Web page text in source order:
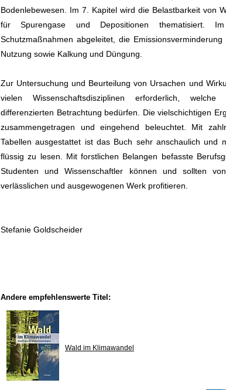
Bodenlebewesen. Im 7. Kapitel wird die Belastbarkeit von
für Spurengase und Depositionen thematisiert.
Schutzmaßnahmen abgeleitet, die
Nutzung sowie Kalkung und Düngung.
Zur Untersuchung und Beurteilung von Ursachen und
vielen Wissenschaftsdisziplinen erforderlich, welche
differenzierten Betrachtung bedürfen. Die vielschichtigen
zusammengetragen und eingehend beleuchtet. Mit
Tabellen ausgestattet ist das Buch sehr anschaulich und
flüssig zu lesen. Mit forstlichen Belangen befasste
Studenten und Wissenschaftler können und sollten
verlässlichen und ausgewogenen Werk profitieren.
Stefanie Goldscheider
Andere empfehlenswerte Titel:
Wald im Klimawandel